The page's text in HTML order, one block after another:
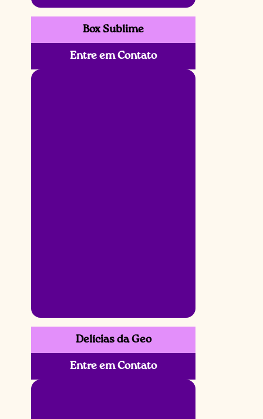
Delícias da Geo
Entre em Contato
Box Sublime
Entre em Contato